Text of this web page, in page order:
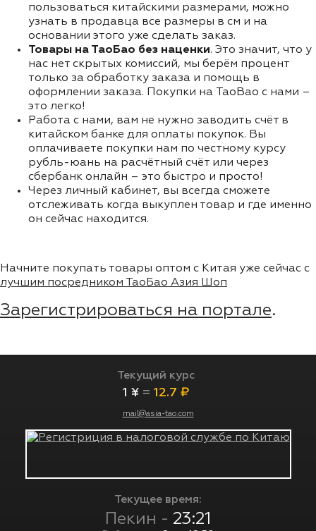
пользоваться китайскими размерами, можно
узнать в продавца все размеры в см и на
основании этого уже сделать заказ.
Товары на ТаоБао без наценки. Это значит, что у
нас нет скрытых комиссий, мы берём процент
только за обработку заказа и помощь в
оформлении заказа. Покупки на TaoBao с нами –
это легко!
Работа с нами, вам не нужно заводить счёт в
китайском банке для оплаты покупок. Вы
оплачиваете покупки нам по честному курсу
рубль-юань на расчётный счёт или через
сбербанк онлайн – это быстро и просто!
Через личный кабинет, вы всегда сможете
отслеживать когда выкуплен товар и где именно
он сейчас находится.
Начните покупать товары оптом с Китая уже сейчас с
лучшим посредником ТаоБао Азия Шоп
Зарегистрироваться на портале.
Текущий курс
1 ¥ = 12.7 ₽
mail@asia-tao.com
Текущее время:
Пекин - 23:21